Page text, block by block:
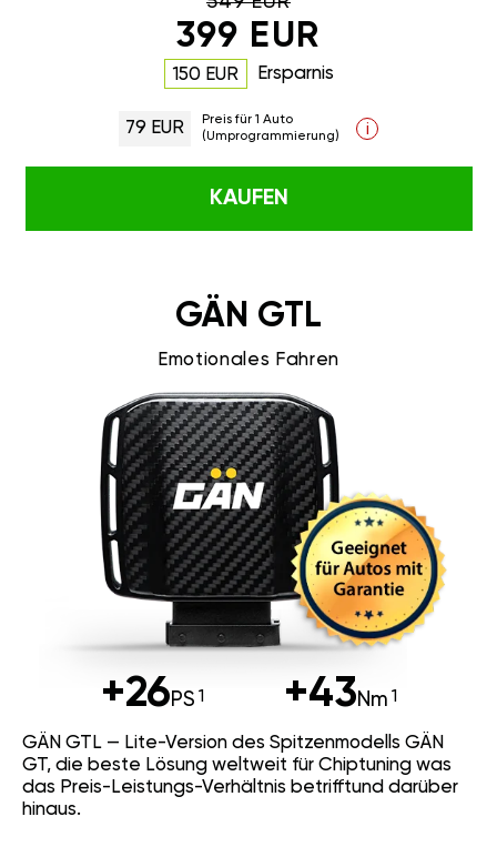
399 EUR
150 EUR Ersparnis
79 EUR
Preis für 1 Auto
(Umprogrammierung)
i
KAUFEN
GÄN GTL
Emotionales Fahren
+26PS +43Nm
GÄN GTL — Lite-Version des Spitzenmodells GÄN
GT, die beste Lösung weltweit für Chiptuning was
das Preis-Leistungs-Verhältnis betrifftund darüber
hinaus.